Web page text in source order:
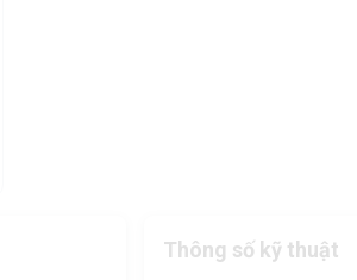
Thông số kỹ thuật